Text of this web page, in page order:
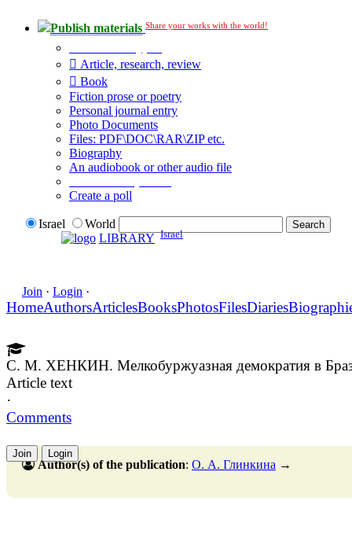
Publish materials Share your works with the world!
Article, research, review
Book
Fiction prose or poetry
Personal journal entry
Photo Documents
Files: PDF\DOC\RAR\ZIP etc.
Biography
An audiobook or other audio file
Create a poll
Israel
World
LIBRARY Israel
Join · Login ·
HomeAuthorsArticlesBooksPhotosFilesDiaries
С. М. ХЕНКИН. Мелкобуржуазная демократия в
Article text
·
Comments
Join Login
Author(s) of the publication: О. А. Глинкина →